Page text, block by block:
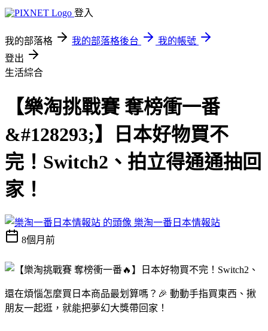
登入
我的部落格 我的部落格後台
我的帳號
登出
生活綜合
【樂淘挑戰賽 奪榜衝一番
&#128293;】日本好物買不
完！Switch2、拍立得通通抽回
家！
樂淘一番日本情報站
8個月前
還在煩惱怎麼買日本商品最划算嗎？🎉 動動手指買東西、揪
朋友一起逛，就能把夢幻大獎帶回家！